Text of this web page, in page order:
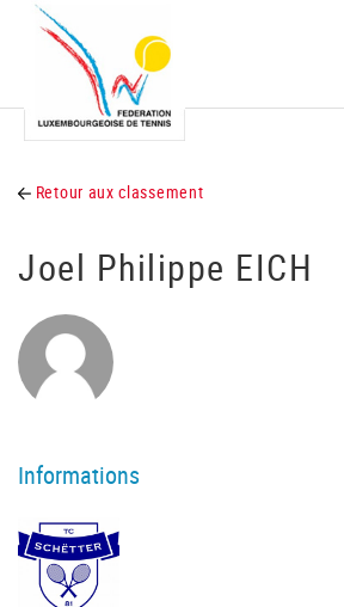
Retour aux classement
Joel Philippe EICH
Informations